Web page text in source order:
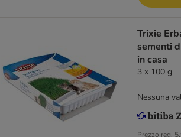
Trixie
sementi
in casa
3 x 100 g
Prezzo reg.
Nessuna